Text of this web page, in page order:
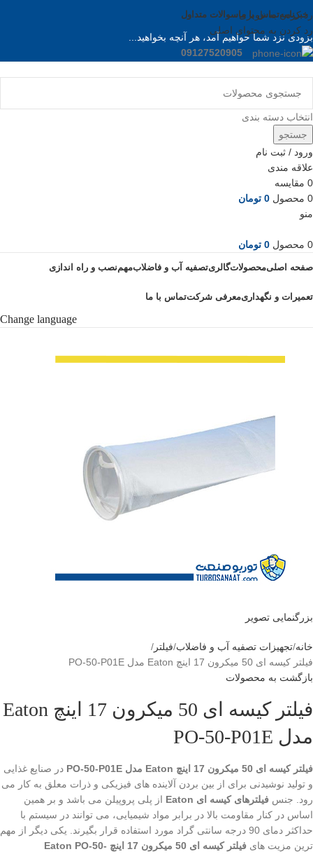
رد کردن به ناوبری
رد کردن به محتوای اصلی
خبرنامهتماس با ماسوالات متداول
بزودی نزد شما خواهیم آمد، هر آنچه بخواهید...
09127520905
انتخاب دسته بندی
جستجو
ورود / ثبت نام
علاقه مندی
0 مقایسه
0 محصول 0 تومان
منو
0 محصول 0 تومان
صفحه اصلیمحصولاتگالریتصفیه آب و فاضلابمهمنصب و راه اندازی
تعمیرات و نگهداریمعرفی شرکتتماس با ما
Change language
بزرگنمایی تصویر
خانه تجهیزات تصفیه آب و فاضلاب فیلتر
فیلتر کیسه ای 50 میکرون 17 اینچ Eaton مدل PO-50-P01E
بازگشت به محصولات
فیلتر کیسه ای 50 میکرون 17 اینچ Eaton
مدل PO-50-P01E
فیلتر کیسه ای 50 میکرون 17 اینچ Eaton مدل PO-50-P01E
در صنایع غذایی
و تولید نوشیدنی برای از بین بردن آلاینده های فیزیکی و ذرات معلق به کار می
رود. جنس فیلترهای کیسه ای Eaton
از پلی پروپیلن می باشد و بر همین
اساس در کنار مقاومت بالا در برابر مواد شیمیایی، می توانند در سیستم با
حداکثر دمای 90 درجه سانتی گراد مورد استفاده قرار بگیرند. یکی دیگر از مهم
ترین مزیت های
فیلتر کیسه ای 50 میکرون 17 اینچ Eaton PO-50-